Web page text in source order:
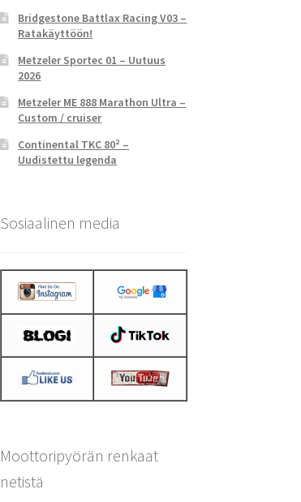
Bridgestone Battlax Racing V03 –
Ratakäyttöön!
Metzeler Sportec 01 – Uutuus
2026
Metzeler ME 888 Marathon Ultra –
Custom / cruiser
Continental TKC 80² –
Uudistettu legenda
Sosiaalinen media
Moottoripyörän renkaat
netistä